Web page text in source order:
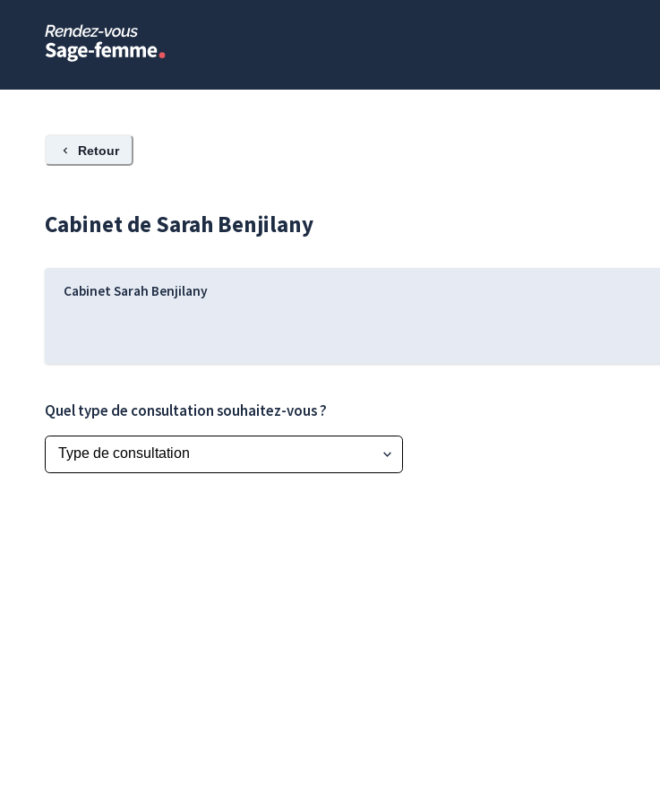
Retour
Cabinet de Sarah Benjilany
Cabinet Sarah Benjilany
Quel type de consultation souhaitez-vous ?